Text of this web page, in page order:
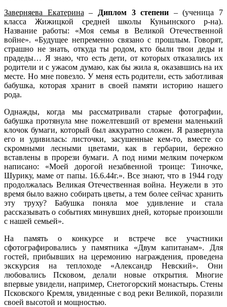
Заверняева Екатерина – Диплом 3 степени – (ученица 7
класса Жижицкой средней школы Куньинского р-на).
Название работы: «Моя семья в Великой Отечественной
войне». «Будущее непременно связано с прошлым. Говорят,
страшно не знать, откуда ты родом, кто были твои деды и
прадеды… Я знаю, что есть дети, от которых отказались их
родители и с ужасом думаю, как бы жила я, оказавшись на их
месте. Но мне повезло. У меня есть родители, есть заботливая
бабушка, которая хранит в своей памяти историю нашего
рода.
Однажды, когда мы рассматривали старые фотографии,
бабушка протянула мне пожелтевший от времени маленький
клочок бумаги, который был аккуратно сложен. Я развернула
его и удивилась: листочки, засушенные кем-то, вместе со
скромными лесными цветами, как в гербарии, бережно
вставлены в прорези бумаги. А под ними мелким почерком
написано: «Моей дорогой незабвенной троице: Тиночке,
Шурику, маме от папы. 16.6.44г.». Все знают, что в 1944 году
продолжалась Великая Отечественная война. Неужели в это
время было важно собирать цветы, а тем более сейчас хранить
эту труху? Бабушка поняла мое удивление и стала
рассказывать о событиях минувших дней, которые произошли
с нашей семьей».
На память о конкурсе и встрече все участники
сфотографировались у памятника «Двум капитанам». Для
гостей, прибывших на церемонию награждения, проведена
экскурсия на теплоходе «Александр Невский». Они
любовались Псковом, делали новые открытия. Многие
впервые увидели, например, Снетогорский монастырь. Стены
Псковского Кремля, увиденные с вод реки Великой, поразили
своей высотой и мощностью.